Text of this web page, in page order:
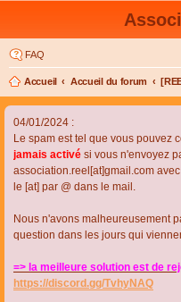
FAQ
Accueil Accueil du forum
04/01/2024 :
Le spam est tel que vous pouvez
jamais activé si vous n'envoyez
association.reel[at]gmail.com
le [at] par @ dans le mail.
Nous n'avons malheureusement
question dans les jours qui
=> la meilleure solution est de
https://discord.gg/TvhyNAQ